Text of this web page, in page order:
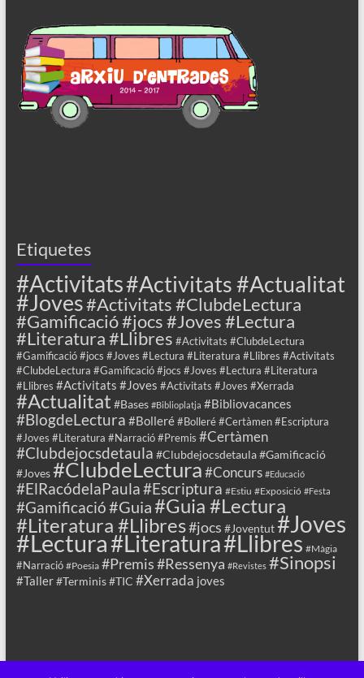
Etiquetes
#Activitats#Activitats #Actualitat
#Joves#Activitats #ClubdeLectura
#Gamificació #jocs #Joves #Lectura
#Literatura #Llibres #Activitats #ClubdeLectura
#Gamificació #jocs #Joves #Lectura #Literatura #Llibres #Activitats
#ClubdeLectura #Gamificació #jocs #Joves #Lectura #Literatura
#Llibres #Activitats #Joves #Activitats #Joves #Xerrada
#Actualitat #Bases #Biblioplatja #Bibliovacances
#BlogdeLectura #Bolleré #Bolleré #Certàmen #Escriptura
#Joves #Literatura #Narració #Premis #Certàmen
#Clubdejocsdetaula #Clubdejocsdetaula #Gamificació
#Joves#ClubdeLectura#Concurs #Educació
#ElRacódelaPaula#Escriptura #Estiu #Exposició #Festa
#Gamificació#Guia#Guia #Lectura
#Literatura #Llibres#jocs #Joventut#Joves
#Lectura#Literatura#Llibres #Màgia
#Narració #Poesia #Premis#Ressenya #Revistes #Sinopsi
#Taller#Terminis#TIC #Xerrada joves